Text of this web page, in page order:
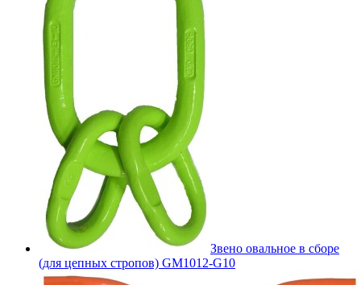
Звено овальное в сборе
(для цепных стропов) GM1012-G10